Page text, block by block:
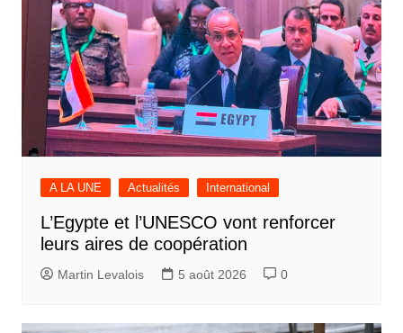
A LA UNE Actualités International
L’Egypte et l’UNESCO vont renforcer
leurs aires de coopération
Martin Levalois 5 août 2026 0